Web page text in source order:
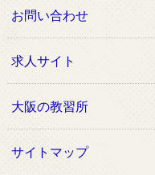
お問い合わせ
求人サイト
大阪の教習所
サイトマップ